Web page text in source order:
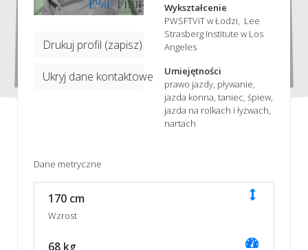
Drukuj profil (zapisz)
Ukryj dane kontaktowe
Wykształcenie
PWSFTViT w Łodzi, Lee
Strasberg Institute w Los
Angeles
Umiejętności
prawo jazdy, pływanie,
jazda konna, taniec, śpiew,
jazda na rolkach i łyżwach,
nartach
Dane metryczne
170 cm
Wzrost
68 kg